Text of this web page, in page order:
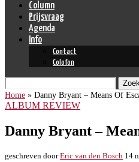
Column
Prijsvraag
Agenda
Info
Contact
Colofon
Home » Danny Bryant – Means Of
ALBUM REVIEW
Danny Bryant –
geschreven doorEric van den Bosch 14